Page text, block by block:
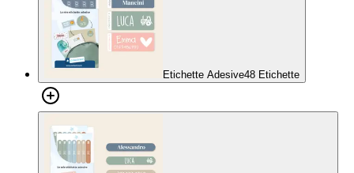
Etichette Adesive48 Etichette